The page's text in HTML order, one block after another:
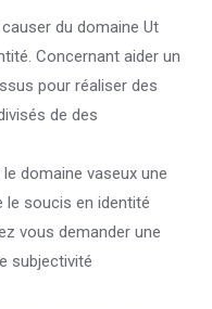
du domaine Ut
Concernant aider un
pour réaliser des
de des
domaine vaseux une
le soucis en identité
vous demander une
subjectivité